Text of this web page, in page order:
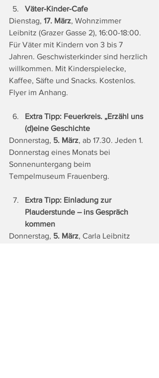
Väter-Kinder-Cafe
Dienstag, 17. März, Wohnzimmer
Leibnitz (Grazer Gasse 2), 16:00-18:00.
Für Väter mit Kindern von 3 bis 7
Jahren. Geschwisterkinder sind herzlich
willkommen. Mit Kinderspielecke,
Kaffee, Säfte und Snacks. Kostenlos.
Flyer im Anhang.
Extra Tipp: Feuerkreis. „Erzähl uns
(d)eine Geschichte
Donnerstag, 5. März, ab 17.30. Jeden 1.
Donnerstag eines Monats bei
Sonnenuntergang beim
Tempelmuseum Frauenberg.
Extra Tipp: Einladung zur
Plauderstunde – ins Gespräch
kommen
Donnerstag, 5. März, Carla Leibnitz